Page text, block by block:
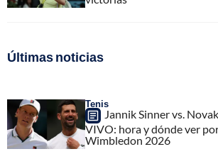
Últimas noticias
Tenis
Jannik Sinner vs.
VIVO: hora y dónde ver
Wimbledon 2026